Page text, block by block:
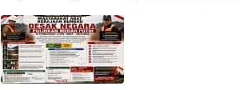
Menyesatkan,
Kewenangan Mutlak
di Tangan Presiden